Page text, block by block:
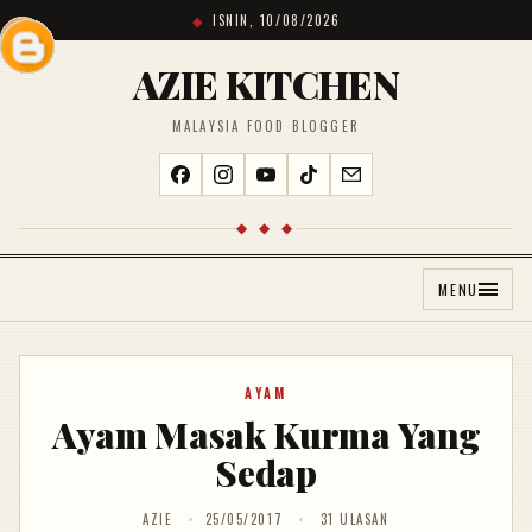
ISNIN, 10/08/2026
AZIE KITCHEN
MALAYSIA FOOD BLOGGER
◆ ◆ ◆
MENU
AYAM
Ayam Masak Kurma Yang
Sedap
AZIE 25/05/2017 31 ULASAN